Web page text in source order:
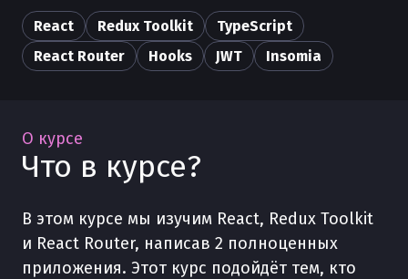
React Redux Toolkit
TypeScript
React Router
Hooks JWT Insomia
О курсе
Что в курсе?
В этом курсе мы изучим React, Redux Toolkit
и React Router, написав 2 полноценных
приложения. Этот курс подойдёт тем, кто